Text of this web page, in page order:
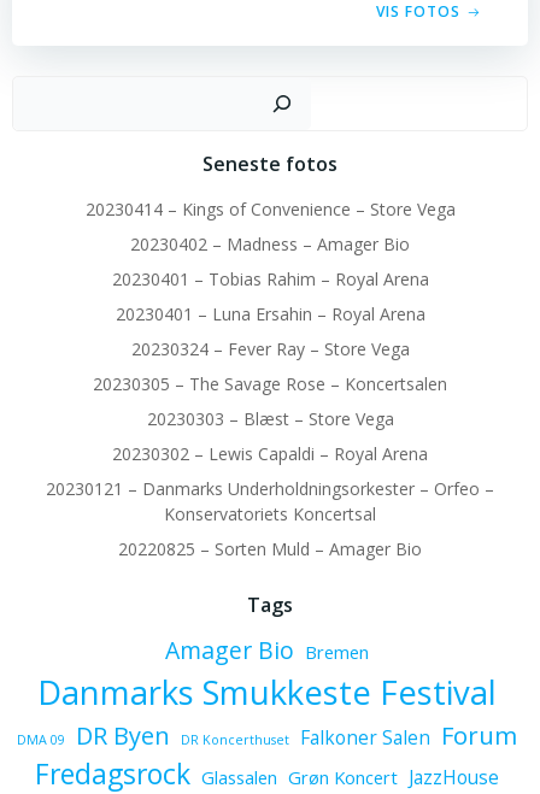
VIS FOTOS
Seneste fotos
20230414 – Kings of Convenience – Store Vega
20230402 – Madness – Amager Bio
20230401 – Tobias Rahim – Royal Arena
20230401 – Luna Ersahin – Royal Arena
20230324 – Fever Ray – Store Vega
20230305 – The Savage Rose – Koncertsalen
20230303 – Blæst – Store Vega
20230302 – Lewis Capaldi – Royal Arena
20230121 – Danmarks Underholdningsorkester – Orfeo –
Konservatoriets Koncertsal
20220825 – Sorten Muld – Amager Bio
Tags
Amager Bio Bremen
Danmarks Smukkeste Festival
DMA 09 DR Byen DR Koncerthuset Falkoner Salen Forum
Fredagsrock Glassalen Grøn Koncert JazzHouse